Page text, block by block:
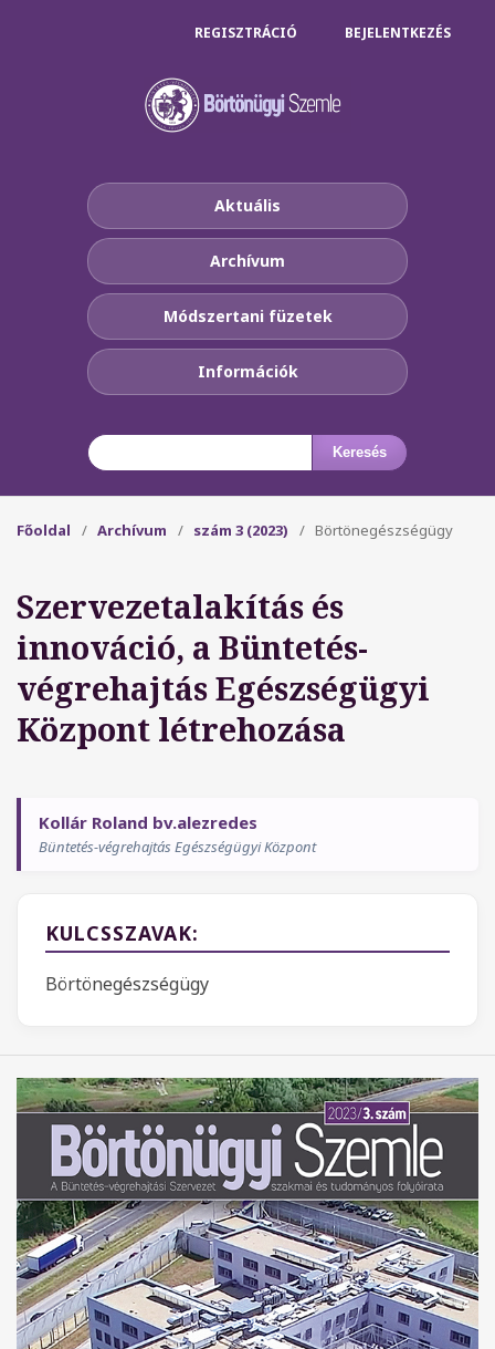
Aktuális
Archívum
Módszertani füzetek
Információk
Keresés
REGISZTRÁCIÓ BEJELENTKEZÉS
Főoldal / Archívum / szám 3 (2023) / Börtönegészségügy
Szervezetalakítás és
innováció, a Büntetés-
végrehajtás Egészségügyi
Központ létrehozása
Kollár Roland bv.alezredes
Büntetés-végrehajtás Egészségügyi Központ
KULCSSZAVAK:
Börtönegészségügy